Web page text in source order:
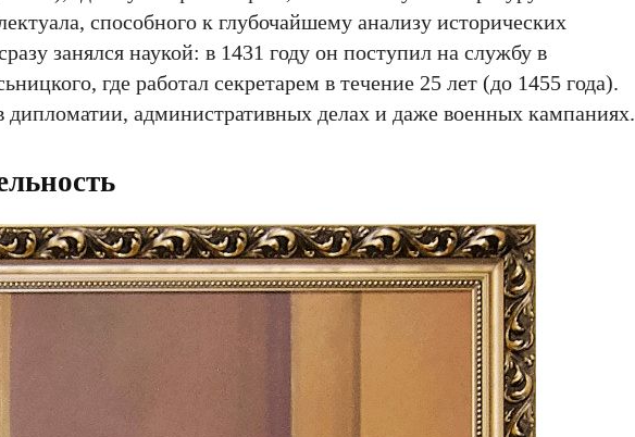
способного к глубочайшему анализу исторических
занялся наукой: в 1431 году он поступил на службу в
где работал секретарем в течение 25 лет (до 1455 года).
административных делах и даже военных кампаниях.